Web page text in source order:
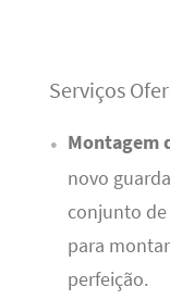
Serviços
Montagem
novo
conjunto
para
perfeição.